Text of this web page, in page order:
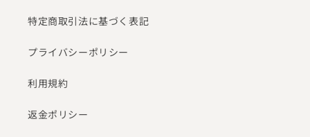
特定商取引法に基づく表記
プライバシーポリシー
利用規約
返金ポリシー